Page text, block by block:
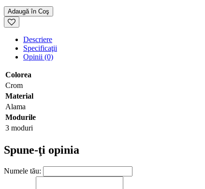
Adaugă în Coş
Descriere
Specificaţii
Opinii (0)
Colorea
Crom
Material
Alama
Modurile
3 moduri
Spune-ţi opinia
Numele tău: